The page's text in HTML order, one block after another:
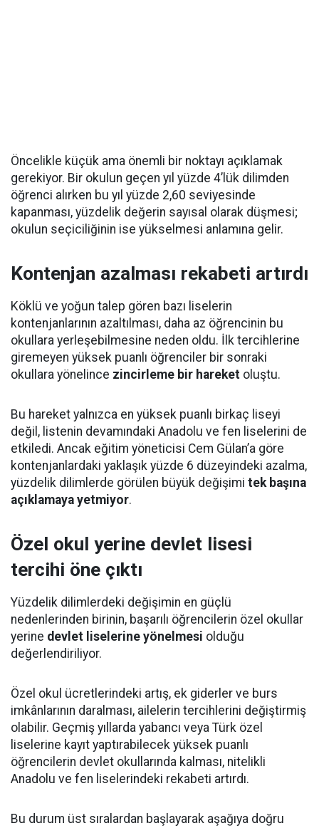
Öncelikle küçük ama önemli bir noktayı açıklamak
gerekiyor. Bir okulun geçen yıl yüzde 4’lük dilimden
öğrenci alırken bu yıl yüzde 2,60 seviyesinde
kapanması, yüzdelik değerin sayısal olarak düşmesi;
okulun seçiciliğinin ise yükselmesi anlamına gelir.
Kontenjan azalması rekabeti artırdı
Köklü ve yoğun talep gören bazı liselerin
kontenjanlarının azaltılması, daha az öğrencinin bu
okullara yerleşebilmesine neden oldu. İlk tercihlerine
giremeyen yüksek puanlı öğrenciler bir sonraki
okullara yönelince zincirleme bir hareket oluştu.
Bu hareket yalnızca en yüksek puanlı birkaç liseyi
değil, listenin devamındaki Anadolu ve fen liselerini de
etkiledi. Ancak eğitim yöneticisi Cem Gülan’a göre
kontenjanlardaki yaklaşık yüzde 6 düzeyindeki azalma,
yüzdelik dilimlerde görülen büyük değişimi tek başına
açıklamaya yetmiyor.
Özel okul yerine devlet lisesi
tercihi öne çıktı
Yüzdelik dilimlerdeki değişimin en güçlü
nedenlerinden birinin, başarılı öğrencilerin özel okullar
yerine devlet liselerine yönelmesi olduğu
değerlendiriliyor.
Özel okul ücretlerindeki artış, ek giderler ve burs
imkânlarının daralması, ailelerin tercihlerini değiştirmiş
olabilir. Geçmiş yıllarda yabancı veya Türk özel
liselerine kayıt yaptırabilecek yüksek puanlı
öğrencilerin devlet okullarında kalması, nitelikli
Anadolu ve fen liselerindeki rekabeti artırdı.
Bu durum üst sıralardan başlayarak aşağıya doğru